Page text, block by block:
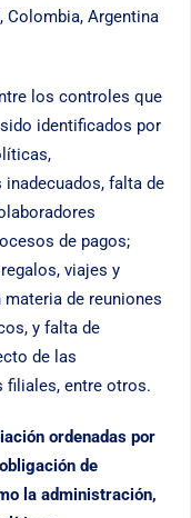
Colombia, Argentina
los controles que
identificados por
falta de
de pagos;
viajes y
de reuniones
y falta de
de las
filiales, entre otros.
ordenadas por
de
la administración,